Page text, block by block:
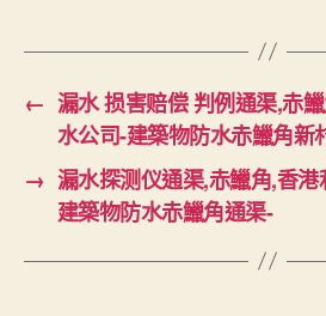
← 漏水 损害赔偿 判例通渠,赤
水公司-建築物防水赤鱲角新
→ 漏水探测仪通渠,赤鱲角,香
建築物防水赤鱲角通渠-